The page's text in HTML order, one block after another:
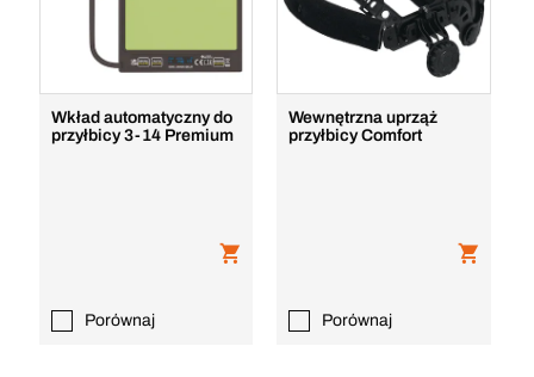
Wkład automatyczny do
przyłbicy 3-14 Premium
Porównaj
Wewnętrzna uprząż
przyłbicy Comfort
Porównaj